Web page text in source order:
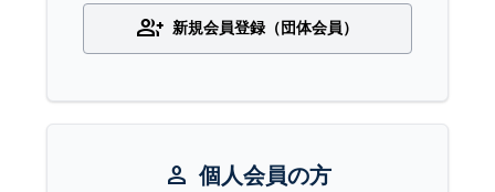
group_add 新規会員登録（団体会員）
person 個人会員の方